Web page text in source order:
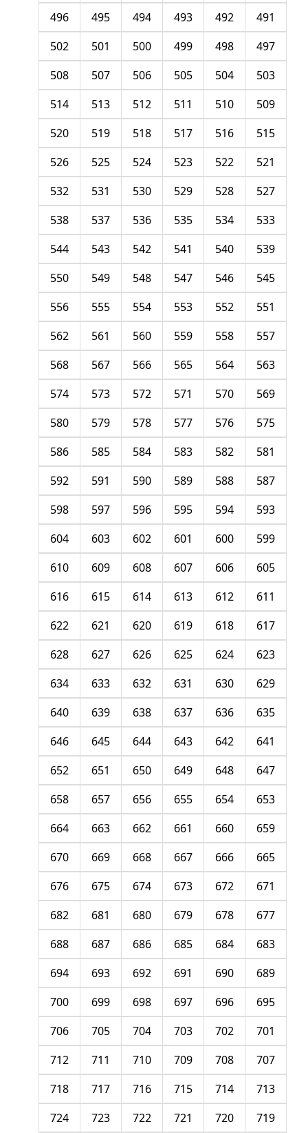
491
492
493
494
495
496
497
498
499
500
501
502
503
504
505
506
507
508
509
510
511
512
513
514
515
516
517
518
519
520
521
522
523
524
525
526
527
528
529
530
531
532
533
534
535
536
537
538
539
540
541
542
543
544
545
546
547
548
549
550
551
552
553
554
555
556
557
558
559
560
561
562
563
564
565
566
567
568
569
570
571
572
573
574
575
576
577
578
579
580
581
582
583
584
585
586
587
588
589
590
591
592
593
594
595
596
597
598
599
600
601
602
603
604
605
606
607
608
609
610
611
612
613
614
615
616
617
618
619
620
621
622
623
624
625
626
627
628
629
630
631
632
633
634
635
636
637
638
639
640
641
642
643
644
645
646
647
648
649
650
651
652
653
654
655
656
657
658
659
660
661
662
663
664
665
666
667
668
669
670
671
672
673
674
675
676
677
678
679
680
681
682
683
684
685
686
687
688
689
690
691
692
693
694
695
696
697
698
699
700
701
702
703
704
705
706
707
708
709
710
711
712
713
714
715
716
717
718
719
720
721
722
723
724